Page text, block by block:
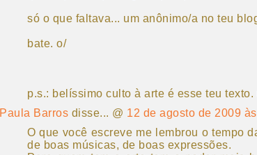
só o que faltava... um anônimo/a no teu
bate. o/
p.s.: belíssimo culto à arte é esse teu
Paula Barros disse... @ 12 de agosto de 2009
O que você escreve me lembrou o tempo
de boas músicas, de boas expressões.